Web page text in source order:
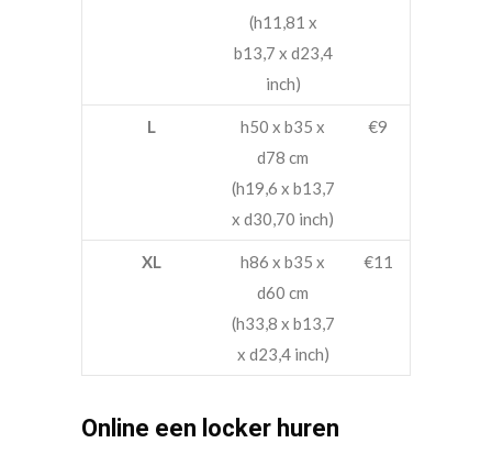
(h11,81 x
b13,7 x d23,4
inch)
L
h50 x b35 x
d78 cm
(h19,6 x b13,7
x d30,70 inch)
€9
XL
h86 x b35 x
d60 cm
(h33,8 x b13,7
x d23,4 inch)
€11
Online een locker huren